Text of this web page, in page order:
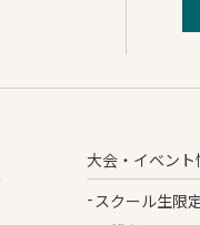
大会・イベント
スクール生限